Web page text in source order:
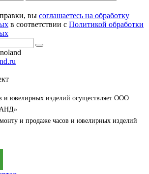
вы соглашаетесь на обработку
в соответствии с Политикой обработки
и ювелирных изделий осуществляет ООО
и продаже часов и ювелирных изделий